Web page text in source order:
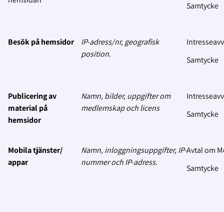
Samtycke
Besök på hemsidor
IP-adress/nr, geografisk
position.
Samtycke
Publicering av
material på
hemsidor
Namn, bilder, uppgifter om
medlemskap och licens
Samtycke
Mobila tjänster/
appar
Namn, inloggningsuppgifter, IP-
nummer och IP-adress.
Avtal om
Samtycke